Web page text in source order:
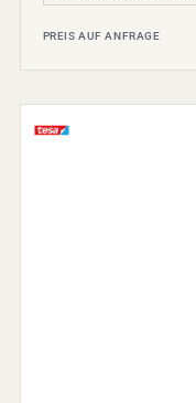
PREIS AUF ANFRAGE